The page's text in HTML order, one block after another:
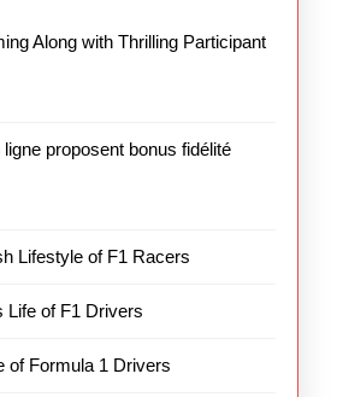
Along with Thrilling Participant
proposent bonus fidélité
Lifestyle of F1 Racers
Life of F1 Drivers
of Formula 1 Drivers